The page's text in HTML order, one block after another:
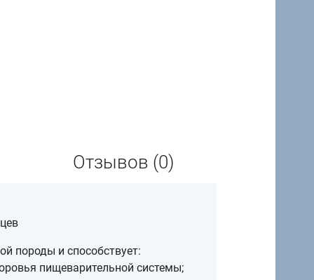
Отзывов (0)
породы и способствует:
пищеварительной системы;